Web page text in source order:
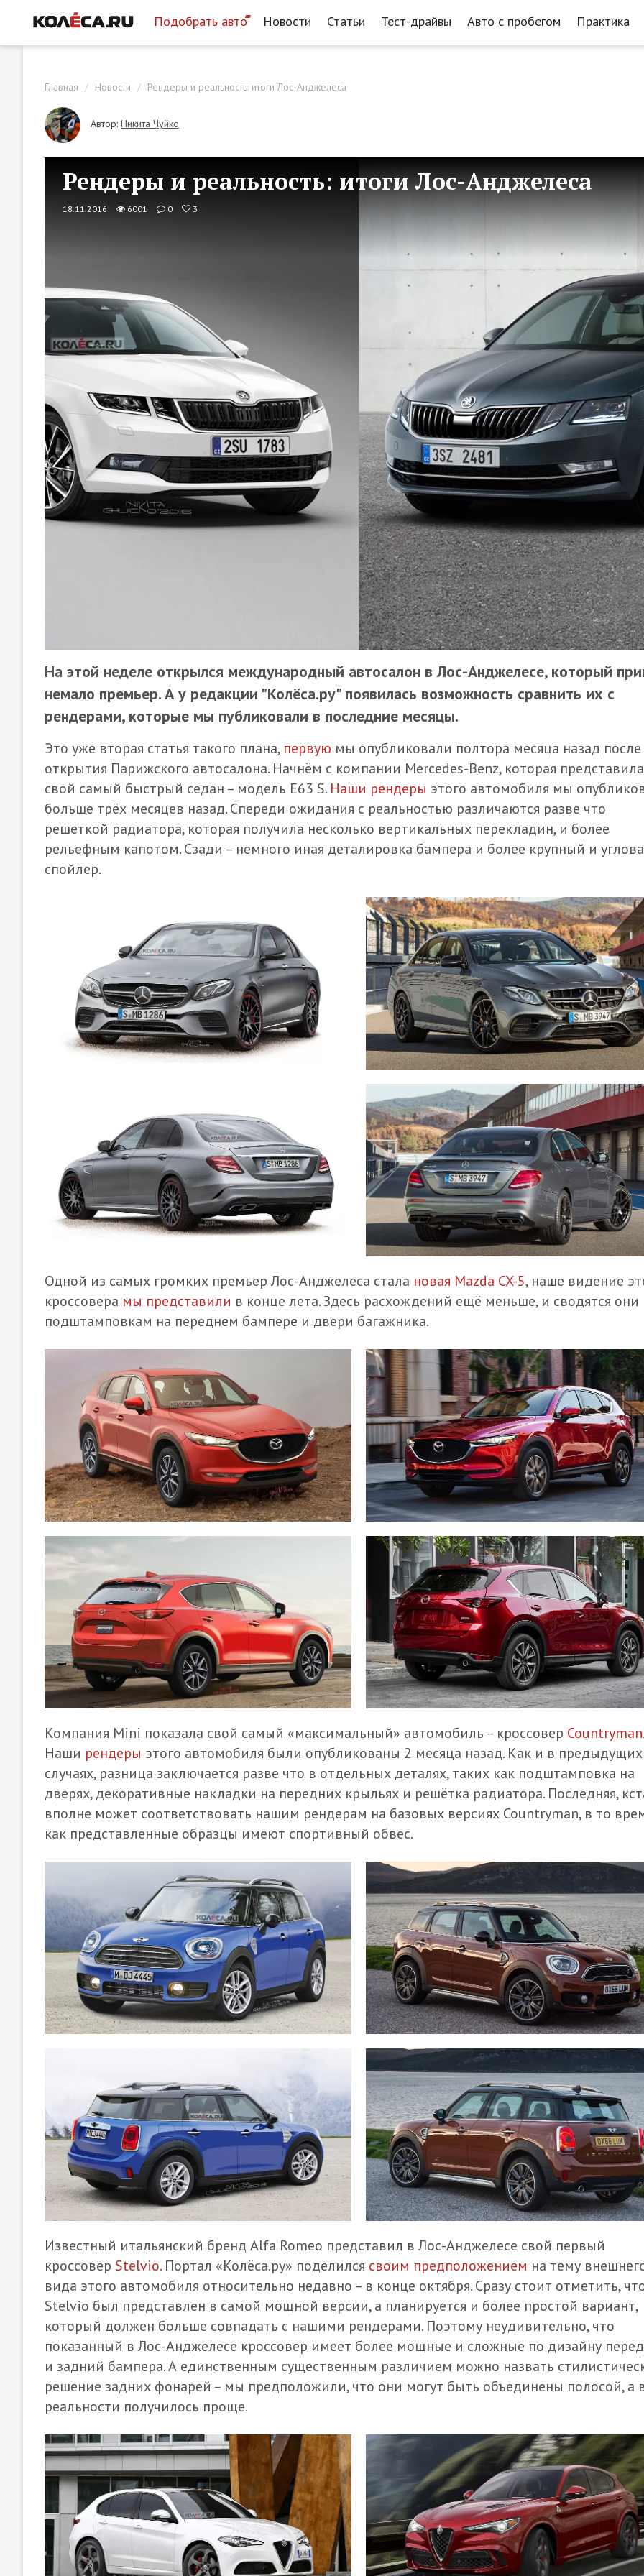
Подобрать авто Новости Статьи Тест-драйвы Авто с пробегом Практика
Главная Новости Рендеры и реальность: итоги Лос-Анджелеса
Автор: Никита Чуйко
Рендеры и реальность: итоги Лос-Анджелеса
18.11.2016 6001 0 3
На этой неделе открылся международный автосалон в Лос-Анджелесе, который
немало премьер. А у редакции "Колёса.ру" появилась возможность сравнить их с
рендерами, которые мы публиковали в последние месяцы.
Это уже вторая статья такого плана, первую мы опубликовали полтора месяца назад после
открытия Парижского автосалона. Начнём с компании Mercedes-Benz, которая представила
свой самый быстрый седан – модель Е63 S. Наши рендеры этого автомобиля мы
больше трёх месяцев назад. Спереди ожидания с реальностью различаются разве что
решёткой радиатора, которая получила несколько вертикальных перекладин, и более
рельефным капотом. Сзади – немного иная деталировка бампера и более крупный и
спойлер.
Одной из самых громких премьер Лос-Анджелеса стала новая Mazda CX-5, наше видение
кроссовера мы представили в конце лета. Здесь расхождений ещё меньше, и сводятся они
подштамповкам на переднем бампере и двери багажника.
Компания Mini показала свой самый «максимальный» автомобиль – кроссовер Countryman.
Наши рендеры этого автомобиля были опубликованы 2 месяца назад. Как и в предыдущих
случаях, разница заключается разве что в отдельных деталях, таких как подштамповка на
дверях, декоративные накладки на передних крыльях и решётка радиатора. Последняя,
вполне может соответствовать нашим рендерам на базовых версиях Countryman, в то
как представленные образцы имеют спортивный обвес.
Известный итальянский бренд Alfa Romeo представил в Лос-Анджелесе свой первый
кроссовер Stelvio. Портал «Колёса.ру» поделился своим предположением на тему
вида этого автомобиля относительно недавно – в конце октября. Сразу стоит отметить,
Stelvio был представлен в самой мощной версии, а планируется и более простой вариант,
который должен больше совпадать с нашими рендерами. Поэтому неудивительно, что
показанный в Лос-Анджелесе кроссовер имеет более мощные и сложные по дизайну
и задний бампера. А единственным существенным различием можно назвать
решение задних фонарей – мы предположили, что они могут быть объединены полосой, а
реальности получилось проще.